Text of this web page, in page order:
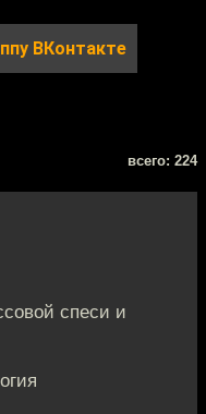
ВКонтакте
всего: 224
спеси и